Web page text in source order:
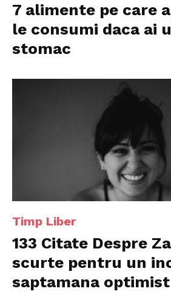
7 alimente pe care
le consumi daca ai
stomac
Timp Liber
133 Citate Despre
scurte pentru un
saptamana optimist